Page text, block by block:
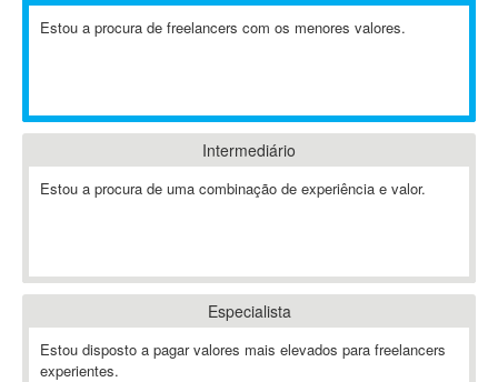
A-GPS
ABAP
Abaqus
ABBYY FineReader
Ableton
Ableton Push
Abstract
Estou a procura de freelancers com os menores valores.
Intermediário
Estou a procura de uma combinação de experiência e valor.
Especialista
Estou disposto a pagar valores mais elevados para freelancers
experientes.